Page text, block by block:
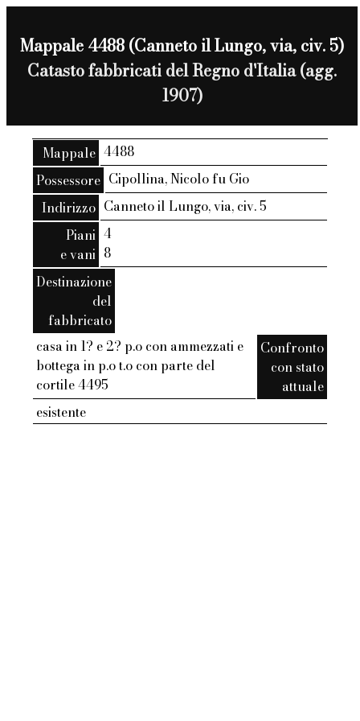
Mappale 4488 (Canneto il Lungo, via, civ. 5)
Catasto fabbricati del Regno d'Italia (agg.
1907)
Mappale 4488
Possessore Cipollina, Nicolo fu Gio
Indirizzo Canneto il Lungo, via, civ. 5
Piani
e vani
4
8
Destinazione
del
fabbricato
casa in 1? e 2? p.o con ammezzati e
bottega in p.o t.o con parte del
cortile 4495
Confronto
con stato
attuale
esistente